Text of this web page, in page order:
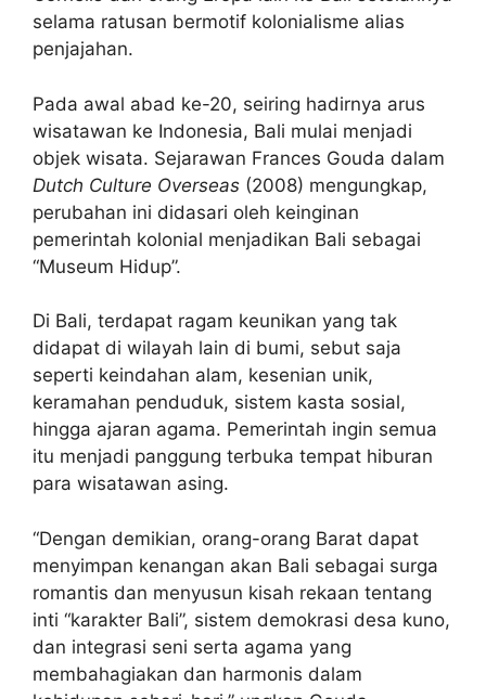
selama ratusan bermotif kolonialisme alias
penjajahan.
Pada awal abad ke-20, seiring hadirnya arus
wisatawan ke Indonesia, Bali mulai menjadi
objek wisata. Sejarawan Frances Gouda dalam
Dutch Culture Overseas (2008) mengungkap,
perubahan ini didasari oleh keinginan
pemerintah kolonial menjadikan Bali sebagai
“Museum Hidup”.
Di Bali, terdapat ragam keunikan yang tak
didapat di wilayah lain di bumi, sebut saja
seperti keindahan alam, kesenian unik,
keramahan penduduk, sistem kasta sosial,
hingga ajaran agama. Pemerintah ingin semua
itu menjadi panggung terbuka tempat hiburan
para wisatawan asing.
“Dengan demikian, orang-orang Barat dapat
menyimpan kenangan akan Bali sebagai surga
romantis dan menyusun kisah rekaan tentang
inti “karakter Bali”, sistem demokrasi desa kuno,
dan integrasi seni serta agama yang
membahagiakan dan harmonis dalam